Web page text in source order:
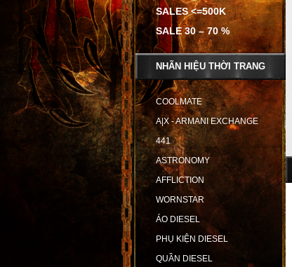
SALES <=500K
SALE 30 – 70 %
NHÃN HIỆU THỜI TRANG
COOLMATE
A|X - ARMANI EXCHANGE
441
ASTRONOMY
AFFLICTION
WORNSTAR
ÁO DIESEL
PHỤ KIỆN DIESEL
QUẦN DIESEL